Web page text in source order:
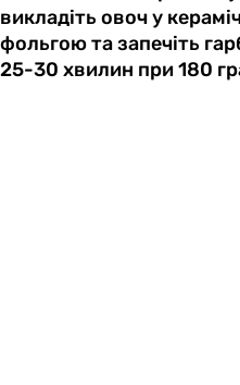
викладіть овоч у
фольгою та запечіть
25-30 хвилин при 180